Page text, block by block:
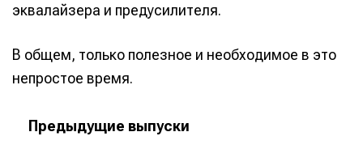
эквалайзера и предусилителя.
В общем, только полезное и необходимое в это
непростое время.
Предыдущие выпуски